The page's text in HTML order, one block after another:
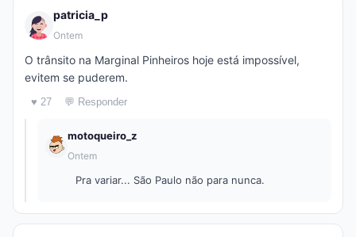
patricia_p
Ontem
O trânsito na Marginal Pinheiros hoje está impossível,
evitem se puderem.
♥ 27 💬 Responder
motoqueiro_z
Ontem
Pra variar... São Paulo não para nunca.